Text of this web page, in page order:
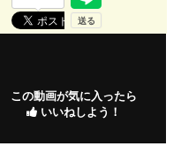
この動画が気に入ったら
いいねしよう！